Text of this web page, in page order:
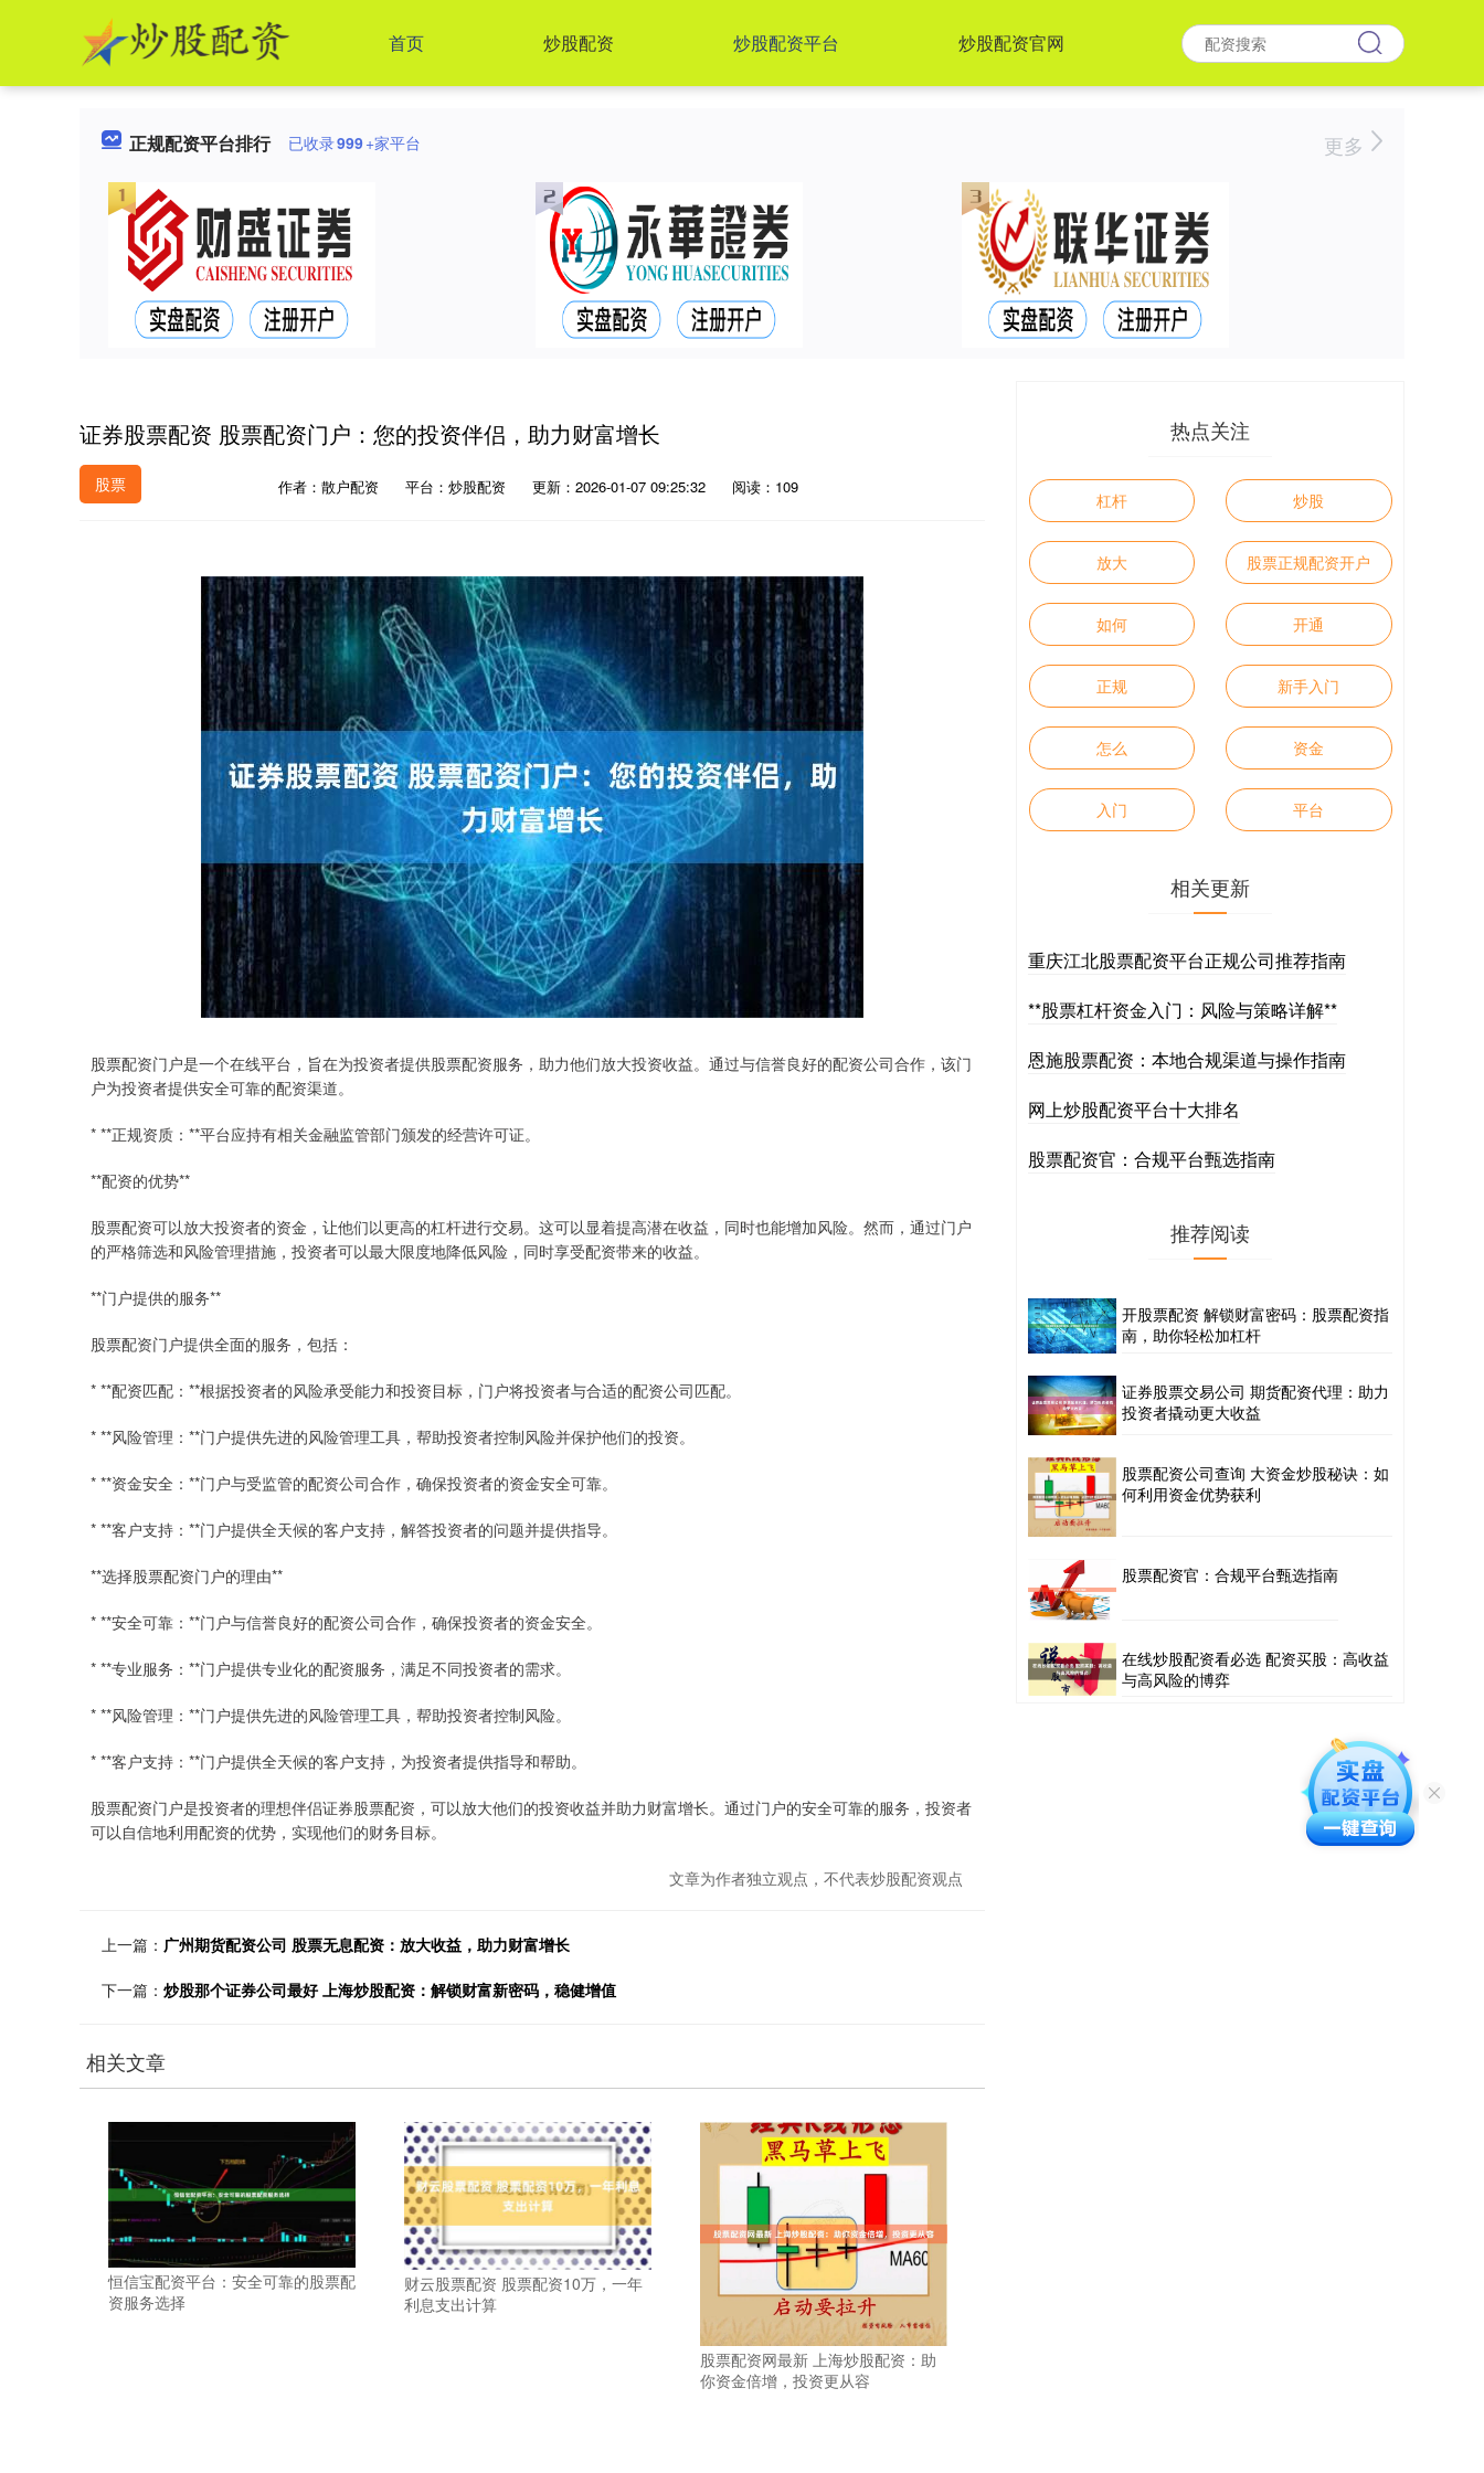
首页 炒股配资 炒股配资平台 炒股配资官网
正规配资平台排行 已收录999+家平台 更多
证券股票配资 股票配资门户：您的投资伴侣，助力财富增长
股票 作者：散户配资 平台：炒股配资 更新：2026-01-07 09:25:32 阅读：109
股票配资门户是一个在线平台，旨在为投资者提供股票配资服务，助力他们放大投资收益。通过与信誉良好的配资公司合作，该门
户为投资者提供安全可靠的配资渠道。
* **正规资质：**平台应持有相关金融监管部门颁发的经营许可证。
**配资的优势**
股票配资可以放大投资者的资金，让他们以更高的杠杆进行交易。这可以显着提高潜在收益，同时也能增加风险。然而，通过门户
的严格筛选和风险管理措施，投资者可以最大限度地降低风险，同时享受配资带来的收益。
**门户提供的服务**
股票配资门户提供全面的服务，包括：
* **配资匹配：**根据投资者的风险承受能力和投资目标，门户将投资者与合适的配资公司匹配。
* **风险管理：**门户提供先进的风险管理工具，帮助投资者控制风险并保护他们的投资。
* **资金安全：**门户与受监管的配资公司合作，确保投资者的资金安全可靠。
* **客户支持：**门户提供全天候的客户支持，解答投资者的问题并提供指导。
**选择股票配资门户的理由**
* **安全可靠：**门户与信誉良好的配资公司合作，确保投资者的资金安全。
* **专业服务：**门户提供专业化的配资服务，满足不同投资者的需求。
* **风险管理：**门户提供先进的风险管理工具，帮助投资者控制风险。
* **客户支持：**门户提供全天候的客户支持，为投资者提供指导和帮助。
股票配资门户是投资者的理想伴侣证券股票配资，可以放大他们的投资收益并助力财富增长。通过门户的安全可靠的服务，投资者
可以自信地利用配资的优势，实现他们的财务目标。
文章为作者独立观点，不代表炒股配资观点
上一篇： 广州期货配资公司 股票无息配资：放大收益，助力财富增长
下一篇： 炒股那个证券公司最好 上海炒股配资：解锁财富新密码，稳健增值
相关文章
恒信宝配资平台：安全可靠的股票配
资服务选择
财云股票配资 股票配资10万，一年
利息支出计算
股票配资网最新 上海炒股配资：助
你资金倍增，投资更从容
热点关注
杠杆 炒股
放大 股票正规配资开户
如何 开通
正规 新手入门
怎么 资金
入门 平台
相关更新
重庆江北股票配资平台正规公司推荐指南
**股票杠杆资金入门：风险与策略详解**
恩施股票配资：本地合规渠道与操作指南
网上炒股配资平台十大排名
股票配资官：合规平台甄选指南
推荐阅读
开股票配资 解锁财富密码：股票配资指
南，助你轻松加杠杆
证券股票交易公司 期货配资代理：助力
投资者撬动更大收益
股票配资公司查询 大资金炒股秘诀：如
何利用资金优势获利
股票配资官：合规平台甄选指南
在线炒股配资看必选 配资买股：高收益
与高风险的博弈